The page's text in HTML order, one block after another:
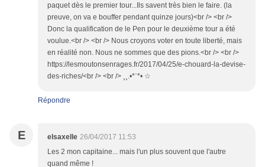
paquet dès le premier tour...Ils savent très bien le faire. (la
preuve, on va e bouffer pendant quinze jours)<br /> <br />
Donc la qualification de le Pen pour le deuxième tour a été
voulue.<br /> <br /> Nous croyons voter en toute liberté, mais
en réalité non. Nous ne sommes que des pions.<br /> <br />
https://lesmoutonsenrages.fr/2017/04/25/e-chouard-la-devise-
des-riches/<br /> <br /> ¸¸.•*¨*• ☆
Répondre
E elsaxelle 26/04/2017 11:53
Les 2 mon capitaine... mais l'un plus souvent que l'autre
quand même !